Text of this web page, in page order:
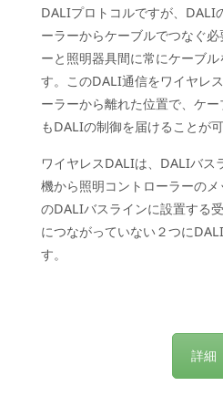
DALIプロトコルですが、DALI
ーラーからケーブルでつなぐ
ーと照明器具間に常にケーブ
す。このDALI通信をワイヤレ
ーラーから離れた位置で、ケ
もDALIの制御を届けることが
ワイヤレスDALIは、DALIバス
機から照明コントローラーの
のDALIバスラインに設置する
につながっていない２つに
す。
詳細